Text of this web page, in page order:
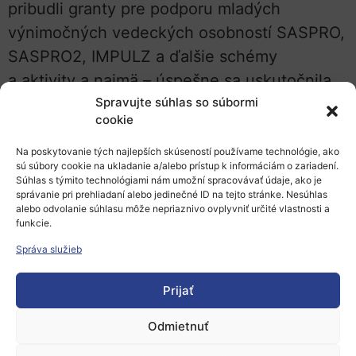
Spravujte súhlas so súbormi
cookie
Na poskytovanie tých najlepších skúseností používame technológie, ako
sú súbory cookie na ukladanie a/alebo prístup k informáciám o zariadení.
Súhlas s týmito technológiami nám umožní spracovávať údaje, ako je
správanie pri prehliadaní alebo jedinečné ID na tejto stránke. Nesúhlas
alebo odvolanie súhlasu môže nepriaznivo ovplyvniť určité vlastnosti a
funkcie.
Správa služieb
Prijať
Odmietnuť
pribudli granty pre podporu mladých
výnimočných vedeckých osobností SASPRO,
SASPRO2, IMPULZ a ďalšie schémy
a aktivity a najmä – úspešne sa uskutočnila
transformácia ústavov SAV na verejné
výskumné inštitúcie.
technológiou – natrénované máme, len sa
musíme rozbehnúť,“popisuje tieto míľniky
predseda SAV. Významnú úlohu zohráva
financovanie nielen akadémie, ale aj vedy na
Slovensku, ktoré výrazne zaostáva za
krajinami EÚ.„Ľudia, ktorí pracujú v SAV, sú
veľkej väčšine entuziasti a ja si ich preto
oceňuje prácu vedcov-kolegov